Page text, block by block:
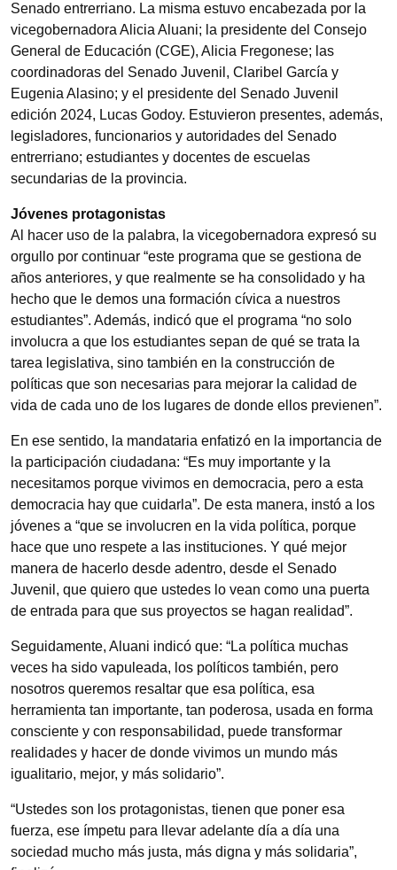
Senado entrerriano. La misma estuvo encabezada por la
vicegobernadora Alicia Aluani; la presidente del Consejo
General de Educación (CGE), Alicia Fregonese; las
coordinadoras del Senado Juvenil, Claribel García y
Eugenia Alasino; y el presidente del Senado Juvenil
edición 2024, Lucas Godoy. Estuvieron presentes, además,
legisladores, funcionarios y autoridades del Senado
entrerriano; estudiantes y docentes de escuelas
secundarias de la provincia.
Jóvenes protagonistas
Al hacer uso de la palabra, la vicegobernadora expresó su
orgullo por continuar “este programa que se gestiona de
años anteriores, y que realmente se ha consolidado y ha
hecho que le demos una formación cívica a nuestros
estudiantes”. Además, indicó que el programa “no solo
involucra a que los estudiantes sepan de qué se trata la
tarea legislativa, sino también en la construcción de
políticas que son necesarias para mejorar la calidad de
vida de cada uno de los lugares de donde ellos previenen”.
En ese sentido, la mandataria enfatizó en la importancia de
la participación ciudadana: “Es muy importante y la
necesitamos porque vivimos en democracia, pero a esta
democracia hay que cuidarla”. De esta manera, instó a los
jóvenes a “que se involucren en la vida política, porque
hace que uno respete a las instituciones. Y qué mejor
manera de hacerlo desde adentro, desde el Senado
Juvenil, que quiero que ustedes lo vean como una puerta
de entrada para que sus proyectos se hagan realidad”.
Seguidamente, Aluani indicó que: “La política muchas
veces ha sido vapuleada, los políticos también, pero
nosotros queremos resaltar que esa política, esa
herramienta tan importante, tan poderosa, usada en forma
consciente y con responsabilidad, puede transformar
realidades y hacer de donde vivimos un mundo más
igualitario, mejor, y más solidario”.
“Ustedes son los protagonistas, tienen que poner esa
fuerza, ese ímpetu para llevar adelante día a día una
sociedad mucho más justa, más digna y más solidaria”,